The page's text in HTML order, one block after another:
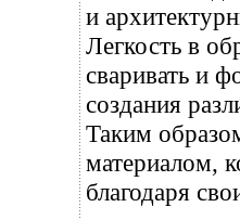
и
Легкость в
сваривать и
создания
Таким
материалом,
благодаря